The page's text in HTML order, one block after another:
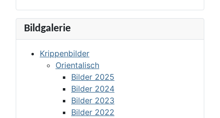
Bildgalerie
Krippenbilder
Orientalisch
Bilder 2025
Bilder 2024
Bilder 2023
Bilder 2022